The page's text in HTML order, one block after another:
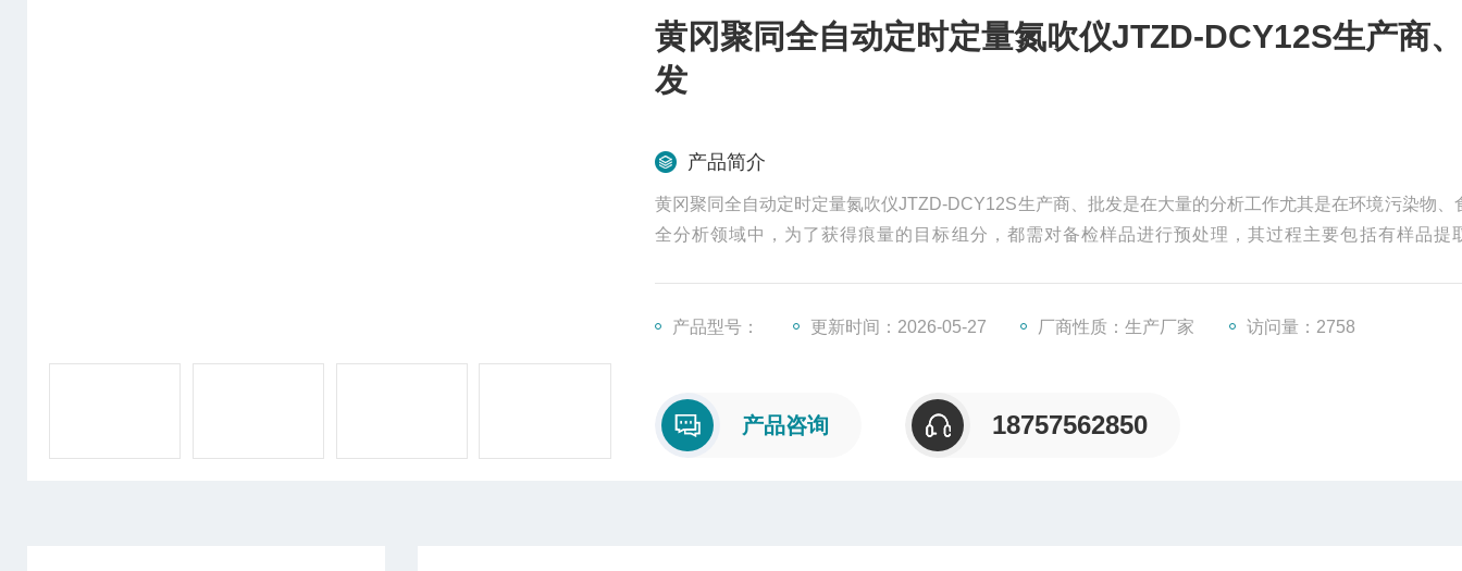
黄冈聚同全自动定时定量氮吹仪JTZD-DCY12S生产商
发
产品简介
黄冈聚同全自动定时定量氮吹仪JTZD-DCY12S生产商、批发是在大量的分析工作尤其是在环境污染物、
全分析领域中，为了获得痕量的目标组分，都需对备检样品进行预处理，其过程主要包括有样品提
产品型号： 更新时间：2026-05-27 厂商性质：生产厂家 访问量：2758
产品咨询 18757562850